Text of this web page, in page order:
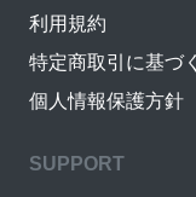
利用規約
特定商取引に基づ
個人情報保護方針
SUPPORT